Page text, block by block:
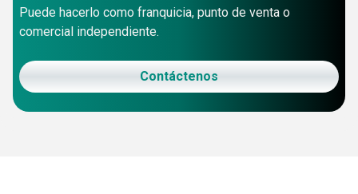
Puede hacerlo como franquicia, punto de venta o
comercial independiente.
Contáctenos